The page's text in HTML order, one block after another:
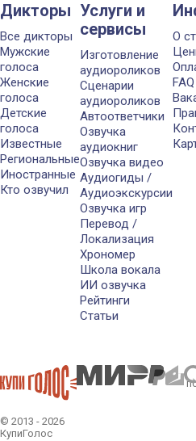
Дикторы
Все дикторы
Мужские
голоса
Женские
голоса
Детские
голоса
Известные
Региональные
Иностранные
Кто озвучил
Услуги и
сервисы
Изготовление
аудиороликов
Сценарии
аудиороликов
Автоответчики
Озвучка
аудиокниг
Озвучка видео
Аудиогиды /
Аудиоэкскурсии
Озвучка игр
Перевод /
Локализация
Хрономер
Школа вокала
ИИ озвучка
Рейтинги
Статьи
О
FAQ
© 2013 - 2026
КупиГолос